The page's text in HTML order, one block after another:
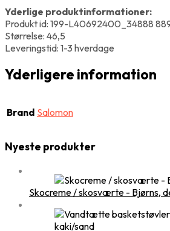
Yderlige produktinformationer:
Produkt id: 199-L40692400_34888
Størrelse: 46,5
Leveringstid: 1-3 hverdage
Yderligere information
Brand Salomon
Nyeste produkter
Skocreme / skosværte - Bjørns,